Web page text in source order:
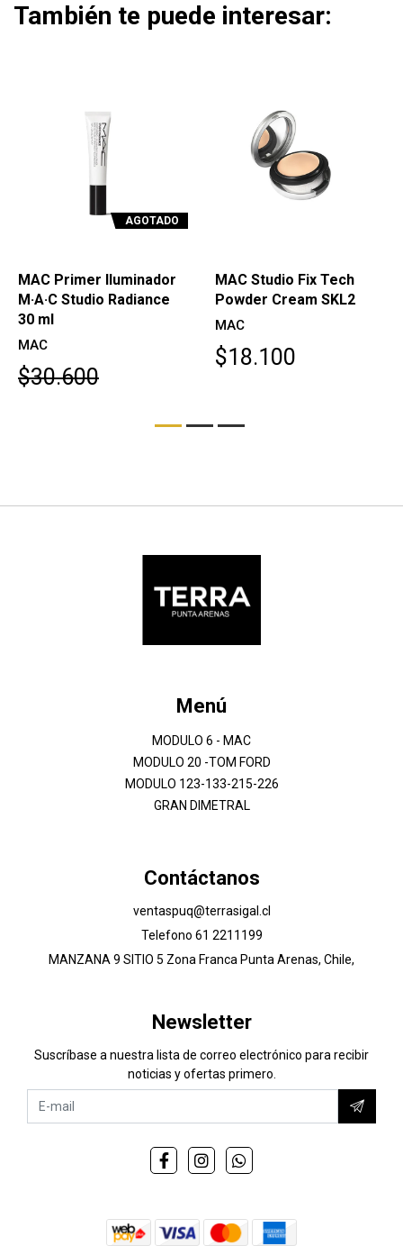
También te puede interesar:
AGOTADO
MAC Primer Iluminador
M·A·C Studio Radiance
30 ml
MAC
$30.600
MAC Studio Fix Tech
Powder Cream SKL2
MAC
$18.100
Menú
MODULO 6 - MAC
MODULO 20 -TOM FORD
MODULO 123-133-215-226
GRAN DIMETRAL
Contáctanos
ventaspuq@terrasigal.cl
Telefono 61 2211199
MANZANA 9 SITIO 5 Zona Franca Punta Arenas, Chile,
Newsletter
Suscríbase a nuestra lista de correo electrónico para recibir
noticias y ofertas primero.